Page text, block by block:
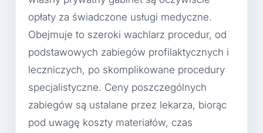
opłaty za świadczone usługi medyczne.
Obejmuje to szeroki wachlarz procedur, od
podstawowych zabiegów profilaktycznych i
leczniczych, po skomplikowane procedury
specjalistyczne. Ceny poszczególnych
zabiegów są ustalane przez lekarza, biorąc
pod uwagę koszty materiałów, czas